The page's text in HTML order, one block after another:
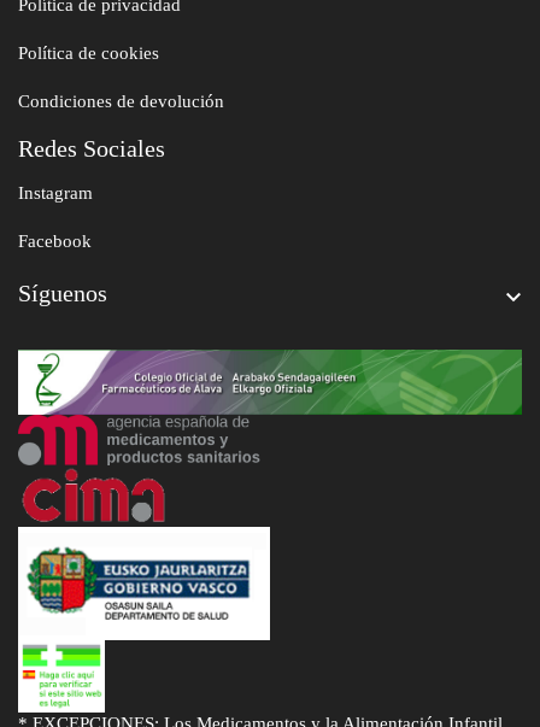
Política de privacidad
Política de cookies
Condiciones de devolución
Redes Sociales
Instagram
Facebook
Síguenos 